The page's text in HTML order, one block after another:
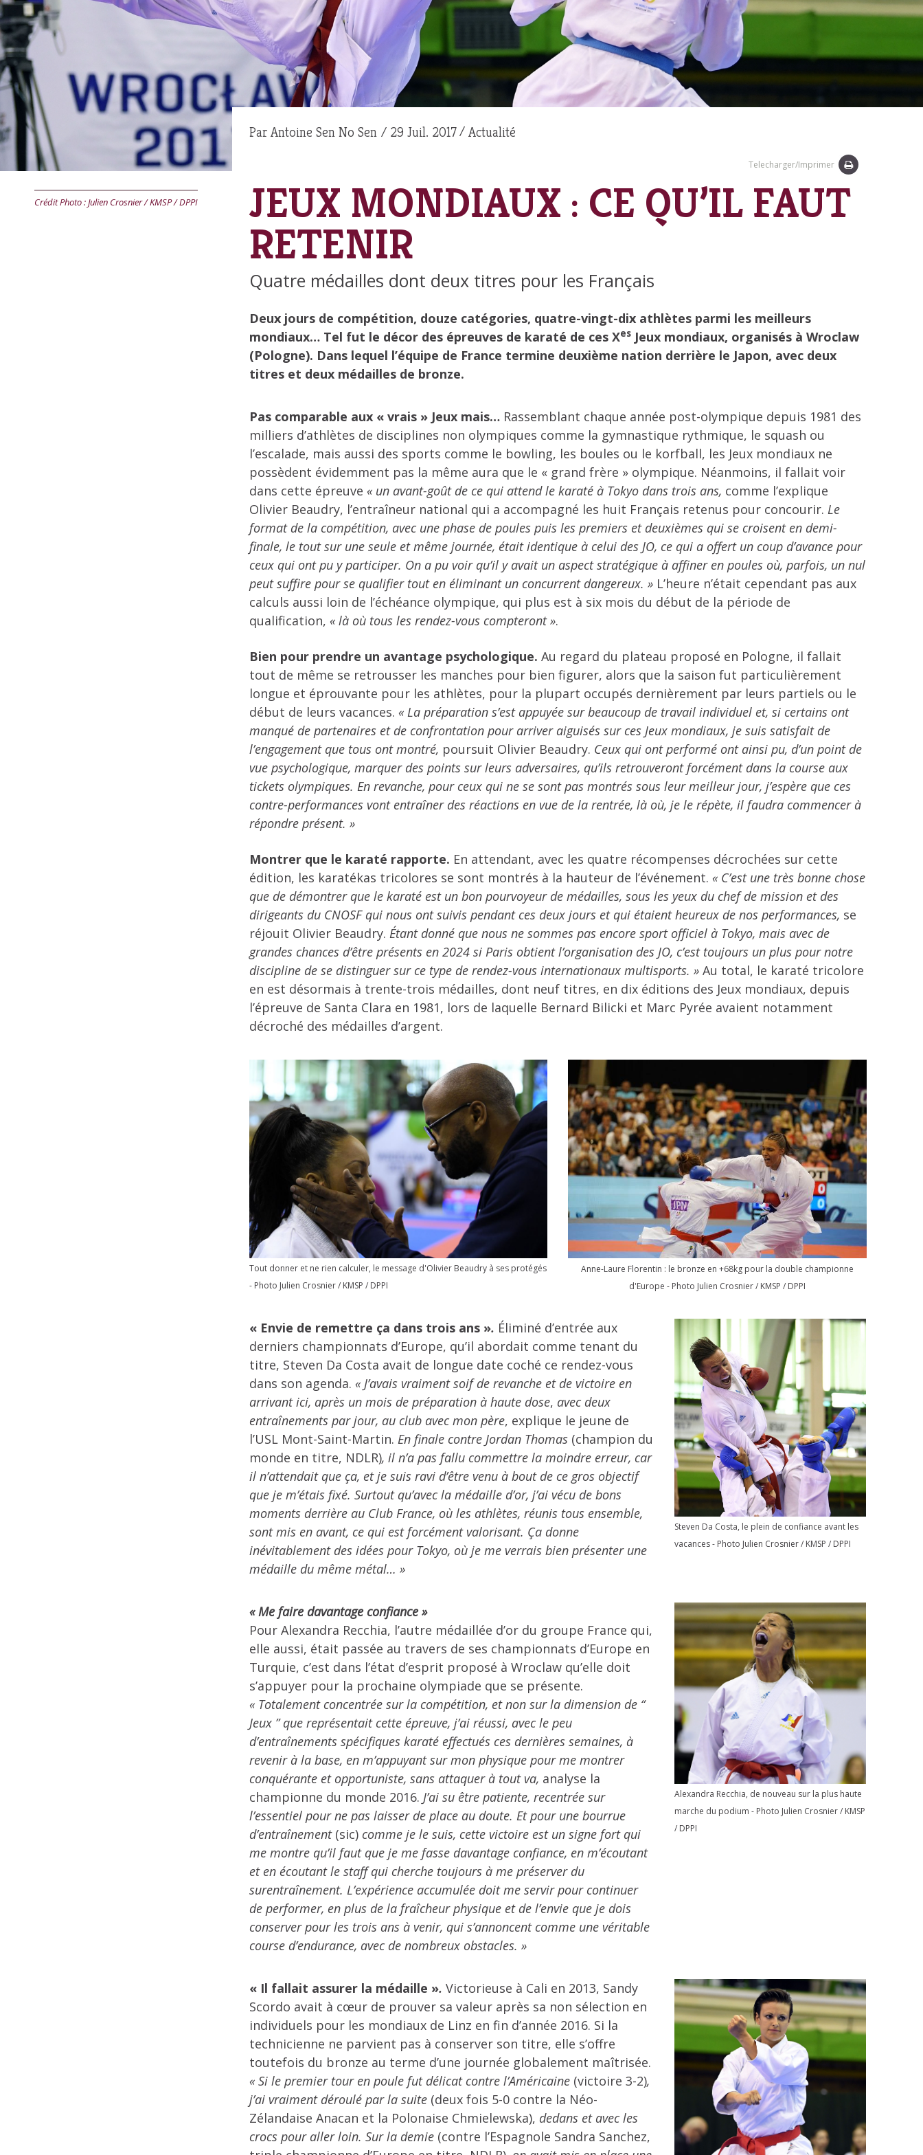
Crédit Photo : Julien Crosnier / KMSP / DPPI
Par Antoine Sen No Sen 29 Juil. 2017 Actualité
Telecharger/Imprimer
JEUX MONDIAUX : CE QU’IL FAUT
RETENIR
Quatre médailles dont deux titres pour les Français
Deux jours de compétition, douze catégories, quatre-vingt-dix athlètes parmi les meilleurs
mondiaux… Tel fut le décor des épreuves de karaté de ces XesJeux mondiaux, organisés à Wroclaw
(Pologne). Dans lequel l’équipe de France termine deuxième nation derrière le Japon, avec deux
titres et deux médailles de bronze.
Pas comparable aux « vrais » Jeux mais… Rassemblant chaque année post-olympique depuis 1981 des
milliers d’athlètes de disciplines non olympiques comme la gymnastique rythmique, le squash ou
l’escalade, mais aussi des sports comme le bowling, les boules ou le korfball, les Jeux mondiaux ne
possèdent évidemment pas la même aura que le « grand frère » olympique. Néanmoins, il fallait voir
dans cette épreuve « un avant-goût de ce qui attend le karaté à Tokyo dans trois ans, comme l’explique
Olivier Beaudry, l’entraîneur national qui a accompagné les huit Français retenus pour concourir. Le
format de la compétition, avec une phase de poules puis les premiers et deuxièmes qui se croisent en demi-
finale, le tout sur une seule et même journée, était identique à celui des JO, ce qui a offert un coup d’avance pour
ceux qui ont pu y participer. On a pu voir qu’il y avait un aspect stratégique à affiner en poules où, parfois, un nul
peut suffire pour se qualifier tout en éliminant un concurrent dangereux. » L’heure n’était cependant pas aux
calculs aussi loin de l’échéance olympique, qui plus est à six mois du début de la période de
qualification, « là où tous les rendez-vous compteront ».
Bien pour prendre un avantage psychologique. Au regard du plateau proposé en Pologne, il fallait
tout de même se retrousser les manches pour bien figurer, alors que la saison fut particulièrement
longue et éprouvante pour les athlètes, pour la plupart occupés dernièrement par leurs partiels ou le
début de leurs vacances. « La préparation s’est appuyée sur beaucoup de travail individuel et, si certains ont
manqué de partenaires et de confrontation pour arriver aiguisés sur ces Jeux mondiaux, je suis satisfait de
l’engagement que tous ont montré, poursuit Olivier Beaudry. Ceux qui ont performé ont ainsi pu, d’un point de
vue psychologique, marquer des points sur leurs adversaires, qu’ils retrouveront forcément dans la course aux
tickets olympiques. En revanche, pour ceux qui ne se sont pas montrés sous leur meilleur jour, j’espère que ces
contre-performances vont entraîner des réactions en vue de la rentrée, là où, je le répète, il faudra commencer à
répondre présent. »
Montrer que le karaté rapporte. En attendant, avec les quatre récompenses décrochées sur cette
édition, les karatékas tricolores se sont montrés à la hauteur de l’événement. « C’est une très bonne chose
que de démontrer que le karaté est un bon pourvoyeur de médailles, sous les yeux du chef de mission et des
dirigeants du CNOSF qui nous ont suivis pendant ces deux jours et qui étaient heureux de nos performances, se
réjouit Olivier Beaudry. Étant donné que nous ne sommes pas encore sport officiel à Tokyo, mais avec de
grandes chances d’être présents en 2024 si Paris obtient l’organisation des JO, c’est toujours un plus pour notre
discipline de se distinguer sur ce type de rendez-vous internationaux multisports. » Au total, le karaté tricolore
en est désormais à trente-trois médailles, dont neuf titres, en dix éditions des Jeux mondiaux, depuis
l’épreuve de Santa Clara en 1981, lors de laquelle Bernard Bilicki et Marc Pyrée avaient notamment
décroché des médailles d’argent.
Tout donner et ne rien calculer, le message d'Olivier Beaudry à ses protégés
- Photo Julien Crosnier / KMSP / DPPI
Anne-Laure Florentin : le bronze en +68kg pour la double championne
d'Europe - Photo Julien Crosnier / KMSP / DPPI
« Envie de remettre ça dans trois ans ». Éliminé d’entrée aux
derniers championnats d’Europe, qu’il abordait comme tenant du
titre, Steven Da Costa avait de longue date coché ce rendez-vous
dans son agenda. « J’avais vraiment soif de revanche et de victoire en
arrivant ici, après un mois de préparation à haute dose, avec deux
entraînements par jour, au club avec mon père, explique le jeune de
l’USL Mont-Saint-Martin. En finale contre Jordan Thomas (champion du
monde en titre, NDLR), il n’a pas fallu commettre la moindre erreur, car
il n’attendait que ça, et je suis ravi d’être venu à bout de ce gros objectif
que je m’étais fixé. Surtout qu’avec la médaille d’or, j’ai vécu de bons
moments derrière au Club France, où les athlètes, réunis tous ensemble,
sont mis en avant, ce qui est forcément valorisant. Ça donne
inévitablement des idées pour Tokyo, où je me verrais bien présenter une
médaille du même métal… »
Steven Da Costa, le plein de confiance avant les
vacances - Photo Julien Crosnier / KMSP / DPPI
« Me faire davantage confiance »
Pour Alexandra Recchia, l’autre médaillée d’or du groupe France qui,
elle aussi, était passée au travers de ses championnats d’Europe en
Turquie, c’est dans l’état d’esprit proposé à Wroclaw qu’elle doit
s’appuyer pour la prochaine olympiade que se présente.
« Totalement concentrée sur la compétition, et non sur la dimension de “
Jeux ” que représentait cette épreuve, j’ai réussi, avec le peu
d’entraînements spécifiques karaté effectués ces dernières semaines, à
revenir à la base, en m’appuyant sur mon physique pour me montrer
conquérante et opportuniste, sans attaquer à tout va, analyse la
championne du monde 2016. J’ai su être patiente, recentrée sur
l’essentiel pour ne pas laisser de place au doute. Et pour une bourrue
d’entraînement (sic)comme je le suis, cette victoire est un signe fort qui
me montre qu’il faut que je me fasse davantage confiance, en m’écoutant
et en écoutant le staff qui cherche toujours à me préserver du
surentraînement. L’expérience accumulée doit me servir pour continuer
de performer, en plus de la fraîcheur physique et de l’envie que je dois
conserver pour les trois ans à venir, qui s’annoncent comme une véritable
course d’endurance, avec de nombreux obstacles. »
Alexandra Recchia, de nouveau sur la plus haute
marche du podium - Photo Julien Crosnier / KMSP
/ DPPI
« Il fallait assurer la médaille ». Victorieuse à Cali en 2013, Sandy
Scordo avait à cœur de prouver sa valeur après sa non sélection en
individuels pour les mondiaux de Linz en fin d’année 2016. Si la
technicienne ne parvient pas à conserver son titre, elle s’offre
toutefois du bronze au terme d’une journée globalement maîtrisée.
« Si le premier tour en poule fut délicat contre l’Américaine (victoire 3-2),
j’ai vraiment déroulé par la suite(deux fois 5-0 contre la Néo-
Zélandaise Anacan et la Polonaise Chmielewska), dedans et avec les
crocs pour aller loin. Sur la demie(contre l’Espagnole Sandra Sanchez,